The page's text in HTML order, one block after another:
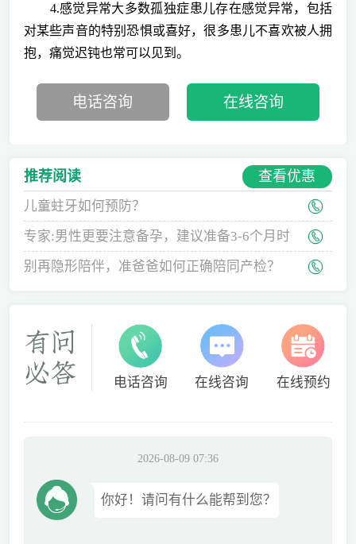
4.感觉异常大多数孤独症患儿存在感觉异常，包括
对某些声音的特别恐惧或喜好，很多患儿不喜欢被人拥
抱，痛觉迟钝也常可以见到。
电话咨询 在线咨询
推荐阅读 查看优惠
儿童蛀牙如何预防？
专家:男性更要注意备孕，建议准备3-6个月时
间
别再隐形陪伴，准爸爸如何正确陪同产检？
电话咨询 在线咨询 在线预约
2026-08-09 07:36
你好！请问有什么能帮到您？